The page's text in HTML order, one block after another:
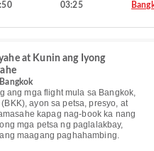
03:25
at Kunin ang Iyong
ang mga flight mula sa Bangkok,
ayon sa petsa, presyo, at
kapag nag-book ka nang
mga petsa ng paglalakbay,
maagang paghahambing.